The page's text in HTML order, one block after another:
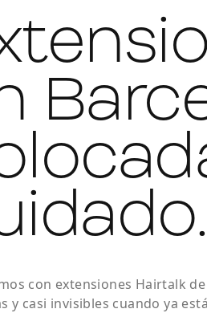
con extensiones Hairtalk
y casi invisibles cuando ya